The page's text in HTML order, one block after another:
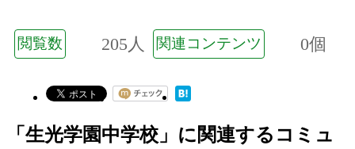
閲覧数 205人 関連コンテンツ 0個
「生光学園中学校」に関連するコミュ